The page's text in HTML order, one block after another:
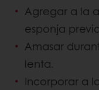
Agregar a la
esponja
Amasar
lenta.
Incorporar a